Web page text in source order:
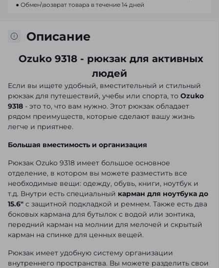
Описание
Ozuko 9318 - рюкзак для активных
людей
Если вы ищете удобный, вместительный и стильный
рюкзак для путешествий, учебы или спорта, то Ozuko
9318 - это то, что вам нужно. Этот рюкзак обладает
рядом преимуществ, которые сделают вашу жизнь
легче и приятнее.
Большая вместимость и организация
Рюкзак Ozuko 9318 имеет большое основное
отделение, в котором вы можете разместить все
необходимые вещи: одежду, обувь, книги, ноутбук и
т.д. Внутри есть специальный карман для ноутбука до
15.6" с защитной подкладкой и ремнем. Также есть два
боковых кармана для бутылок с водой или зонтика,
передний карман на молнии для мелочей и скрытый
карман на спинке для ценных вещей.
Рюкзак имеет удобную систему организации
внутреннего пространства. Вы можете разделить свои
● Обмен\возврат товара в течение 14 дней